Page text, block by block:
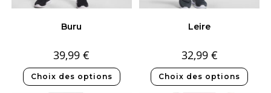
Buru
39,99€
Choix des options
Leire
32,99 €
Choix des options